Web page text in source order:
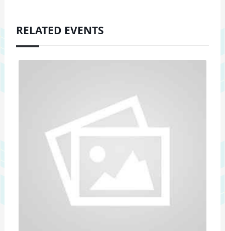
RELATED EVENTS